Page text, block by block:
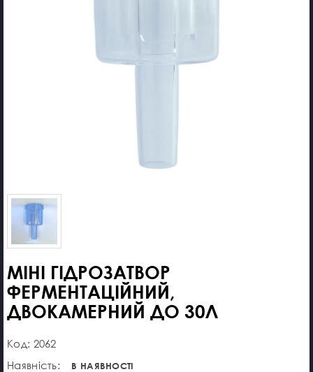
МІНІ ГІДРОЗАТВОР
ФЕРМЕНТАЦІЙНИЙ,
ДВОКАМЕРНИЙ ДО 30Л
Код: 2062
Наявність:
В НАЯВНОСТІ